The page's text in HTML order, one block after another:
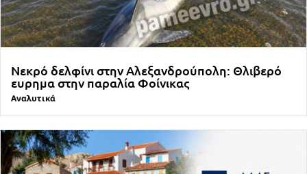
Νεκρό δελφίνι στην Αλεξανδρούπολη: Θλιβερό
ευρημα στην παραλία Φοίνικας
Αναλυτικά